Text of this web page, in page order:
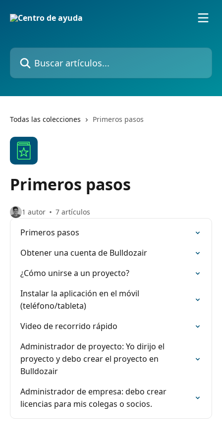
Buscar artículos...
Todas las colecciones Primeros pasos
Primeros pasos
1 autor 7 artículos
Primeros pasos
Obtener una cuenta de Bulldozair
¿Cómo unirse a un proyecto?
Instalar la aplicación en el móvil
(teléfono/tableta)
Video de recorrido rápido
Administrador de proyecto: Yo dirijo el
proyecto y debo crear el proyecto en
Bulldozair
Administrador de empresa: debo crear
licencias para mis colegas o socios.